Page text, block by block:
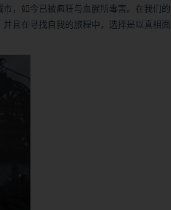
，如今已被疯狂与血腥所毒害。在我们
且在寻找自我的旅程中，选择是以真相